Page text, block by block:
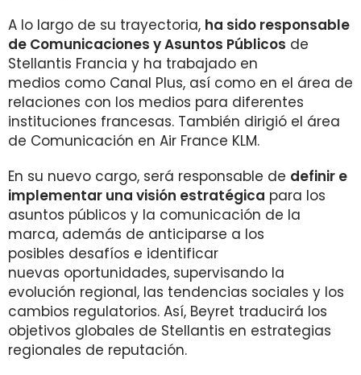
A lo largo de su trayectoria, ha sido responsable
de Comunicaciones y Asuntos Públicos de
Stellantis Francia y ha trabajado en
medios como Canal Plus, así como en el área de
relaciones con los medios para diferentes
instituciones francesas. También dirigió el área
de Comunicación en Air France KLM.
En su nuevo cargo, será responsable de definir e
implementar una visión estratégica para los
asuntos públicos y la comunicación de la
marca, además de anticiparse a los
posibles desafíos e identificar
nuevas oportunidades, supervisando la
evolución regional, las tendencias sociales y los
cambios regulatorios. Así, Beyret traducirá los
objetivos globales de Stellantis en estrategias
regionales de reputación.